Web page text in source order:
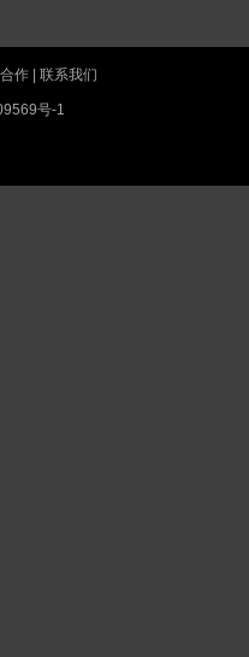
作| 联系我们
号-1